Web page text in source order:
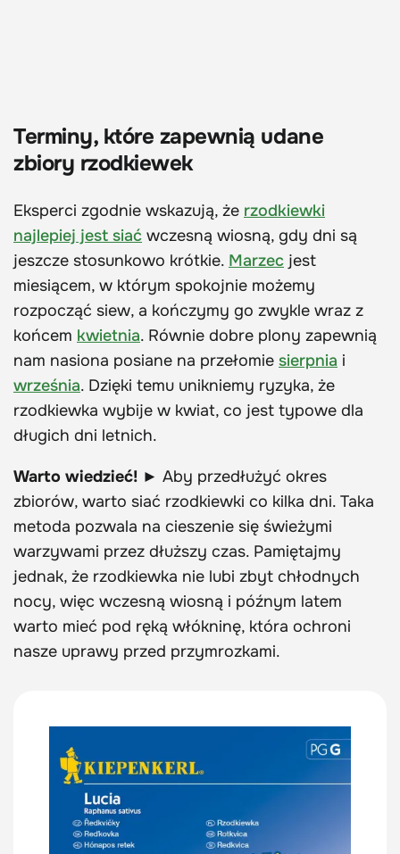
Terminy, które zapewnią udane
zbiory rzodkiewek
Eksperci zgodnie wskazują, że rzodkiewki
najlepiej jest siać wczesną wiosną, gdy dni są
jeszcze stosunkowo krótkie. Marzec jest
miesiącem, w którym spokojnie możemy
rozpocząć siew, a kończymy go zwykle wraz z
końcem kwietnia. Równie dobre plony zapewnią
nam nasiona posiane na przełomie sierpnia i
września. Dzięki temu unikniemy ryzyka, że
rzodkiewka wybije w kwiat, co jest typowe dla
długich dni letnich.
Warto wiedzieć! ► Aby przedłużyć okres
zbiorów, warto siać rzodkiewki co kilka dni. Taka
metoda pozwala na cieszenie się świeżymi
warzywami przez dłuższy czas. Pamiętajmy
jednak, że rzodkiewka nie lubi zbyt chłodnych
nocy, więc wczesną wiosną i późnym latem
warto mieć pod ręką włókninę, która ochroni
nasze uprawy przed przymrozkami.